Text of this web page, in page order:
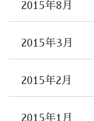
2015年8月
2015年3月
2015年2月
2015年1月